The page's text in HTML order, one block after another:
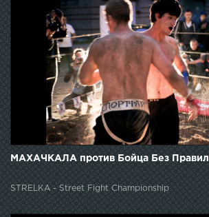
МАХАЧКАЛА против Бойца Без Правил
STRELKA - Street Fight Championship